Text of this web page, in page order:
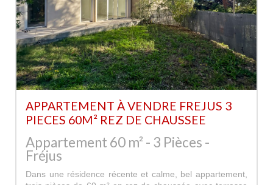
APPARTEMENT À VENDRE FREJUS 3
PIECES 60M² REZ DE CHAUSSEE
Appartement 60 m² - 3 Pièces -
Fréjus
Dans une résidence récente et calme, bel appartement,